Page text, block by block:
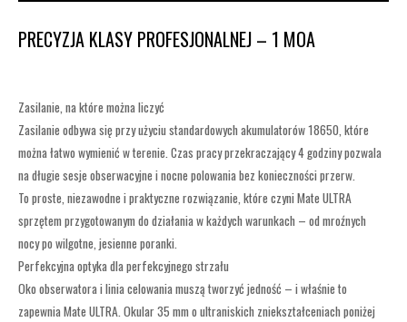
PRECYZJA KLASY PROFESJONALNEJ – 1 MOA
Zasilanie, na które można liczyć
Zasilanie odbywa się przy użyciu standardowych akumulatorów 18650, które
można łatwo wymienić w terenie. Czas pracy przekraczający 4 godziny pozwala
na długie sesje obserwacyjne i nocne polowania bez konieczności przerw.
To proste, niezawodne i praktyczne rozwiązanie, które czyni Mate ULTRA
sprzętem przygotowanym do działania w każdych warunkach – od mroźnych
nocy po wilgotne, jesienne poranki.
Perfekcyjna optyka dla perfekcyjnego strzału
Oko obserwatora i linia celowania muszą tworzyć jedność – i właśnie to
zapewnia Mate ULTRA. Okular 35 mm o ultraniskich zniekształceniach poniżej